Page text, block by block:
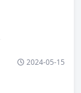
2024-05-15